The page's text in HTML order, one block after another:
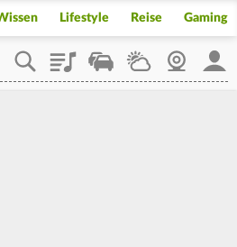
Lifestyle Reise Gaming
PlaylistStaupilotWetterWebcam